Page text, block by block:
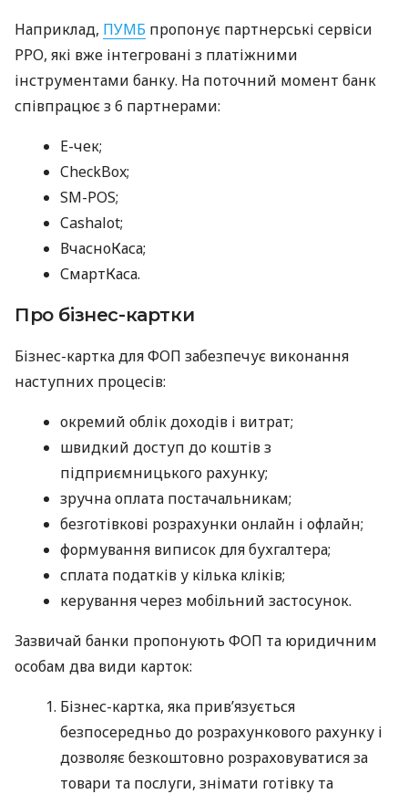
Наприклад, ПУМБ пропонує партнерські сервіси
РРО, які вже інтегровані з платіжними
інструментами банку. На поточний момент банк
співпрацює з 6 партнерами:
E-чек;
CheckBox;
SM-POS;
Cashalot;
ВчасноКаса;
СмартКаса.
Про бізнес-картки
Бізнес-картка для ФОП забезпечує виконання
наступних процесів:
окремий облік доходів і витрат;
швидкий доступ до коштів з
підприємницького рахунку;
зручна оплата постачальникам;
безготівкові розрахунки онлайн і офлайн;
формування виписок для бухгалтера;
сплата податків у кілька кліків;
керування через мобільний застосунок.
Зазвичай банки пропонують ФОП та юридичним
особам два види карток:
Бізнес-картка, яка прив’язується
безпосередньо до розрахункового рахунку і
дозволяє безкоштовно розраховуватися за
товари та послуги, знімати готівку та